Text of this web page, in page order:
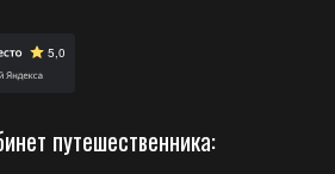
путешественника: